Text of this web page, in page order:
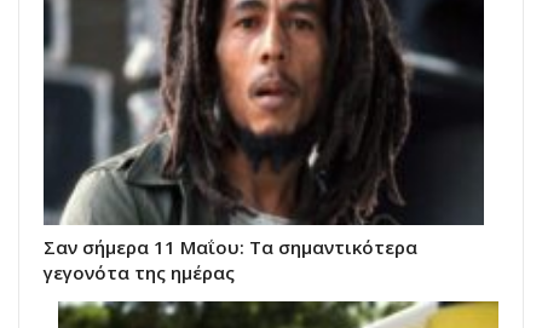
Σαν σήμερα 11 Μαΐου: Τα σημαντικότερα
γεγονότα της ημέρας